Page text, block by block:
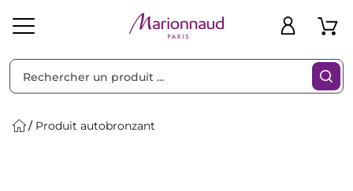
Produit autobronzant
Filtres